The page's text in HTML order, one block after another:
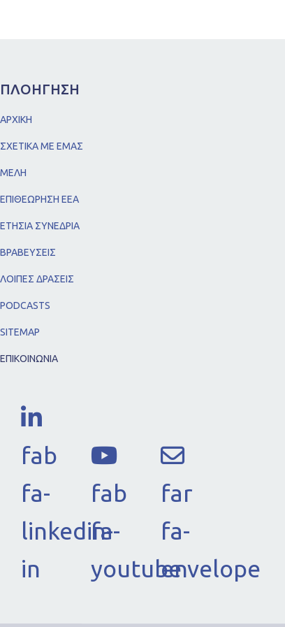
ΠΛΟΗΓΗΣΗ
ΑΡΧΙΚΗ
ΣΧΕΤΙΚΑ ΜΕ ΕΜΑΣ
ΜΕΛΗ
ΕΠΙΘΕΩΡΗΣΗ ΕΕΑ
ΕΤΗΣΙΑ ΣΥΝΕΔΡΙΑ
ΒΡΑΒΕΥΣΕΙΣ
ΛΟΙΠΕΣ ΔΡΑΣΕΙΣ
PODCASTS
SITEMAP
ΕΠΙΚΟΙΝΩΝΙΑ
fab
fa-
linkedin-
in
fab
fa-
youtube
far
fa-
envelope